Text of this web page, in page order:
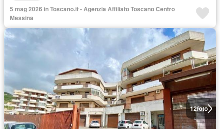
5 mag 2026 in Toscano.it - Agenzia Affiliato Toscano Centro
Messina
12foto